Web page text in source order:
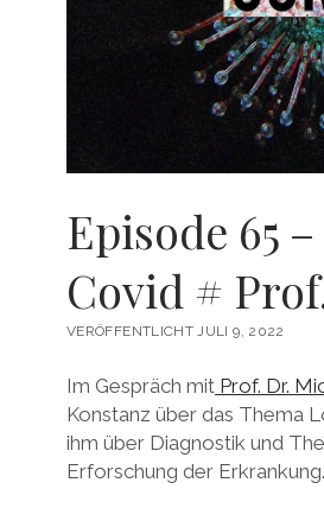
Episode 65
Covid #
VERÖFFENTLICHT JULI 9, 2022
Im Gespräch mit Prof. Dr.
Konstanz über das Thema
ihm über Diagnostik und
Erforschung der Erkrankung.